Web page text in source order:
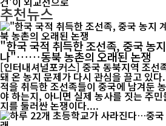
추천뉴스
"한국 국적 취득한 조선족, 중국 농
나"……동북 농촌의 오래된 논쟁
[인터내셔널포커스] 중국 동북지역 조선
돼 온 농지 문제가 다시 관심을 끌고 있
적을 취득한 조선족들이 중국에 남겨둔
야 하는지, 아니면 실제 농사를 짓는 주
지를 둘러싼 논쟁이다....